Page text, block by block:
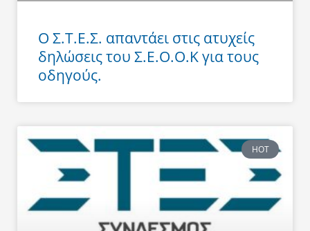
Ο Σ.Τ.Ε.Σ. απαντάει στις ατυχείς
δηλώσεις του Σ.Ε.Ο.Ο.Κ για τους
οδηγούς.
HOT